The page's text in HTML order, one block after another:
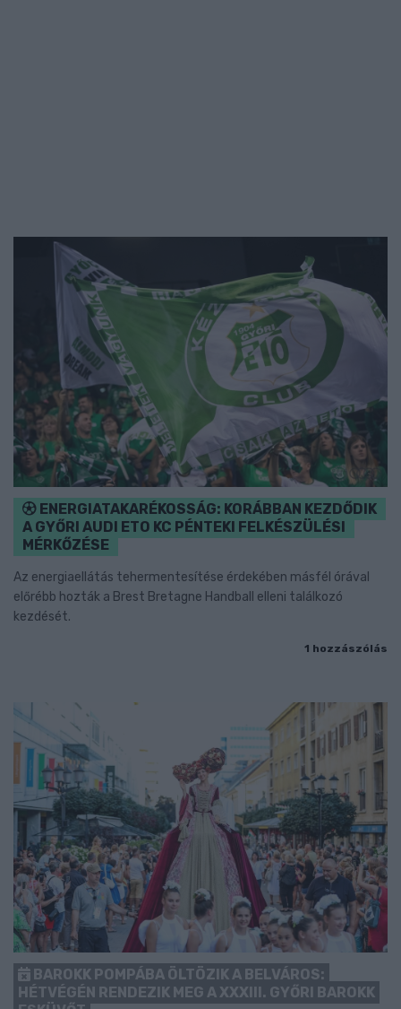
ENERGIATAKARÉKOSSÁG: KORÁBBAN KEZDŐDIK
A GYŐRI AUDI ETO KC PÉNTEKI FELKÉSZÜLÉSI
MÉRKŐZÉSE
Az energiaellátás tehermentesítése érdekében másfél órával
előrébb hozták a Brest Bretagne Handball elleni találkozó
kezdését.
1 hozzászólás
BAROKK POMPÁBA ÖLTÖZIK A BELVÁROS:
HÉTVÉGÉN RENDEZIK MEG A XXXIII. GYŐRI BAROKK